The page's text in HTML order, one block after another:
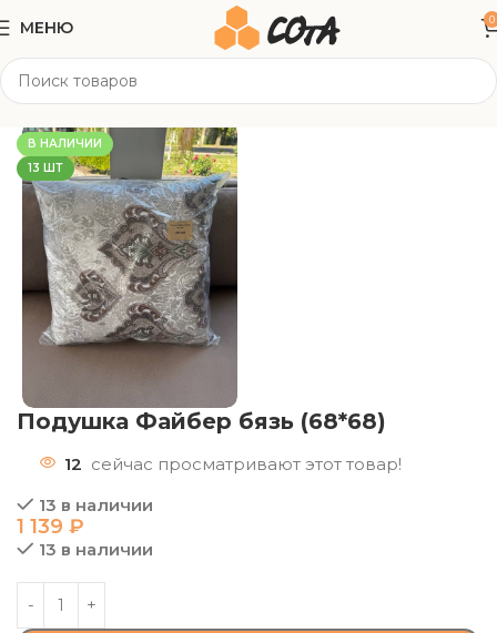
МЕНЮ 0
Текстиль
В НАЛИЧИИ
13 ШТ
Подушка Файбер бязь (68*68)
12 сейчас просматривают этот товар!
13 в наличии
1 139 ₽
13 в наличии